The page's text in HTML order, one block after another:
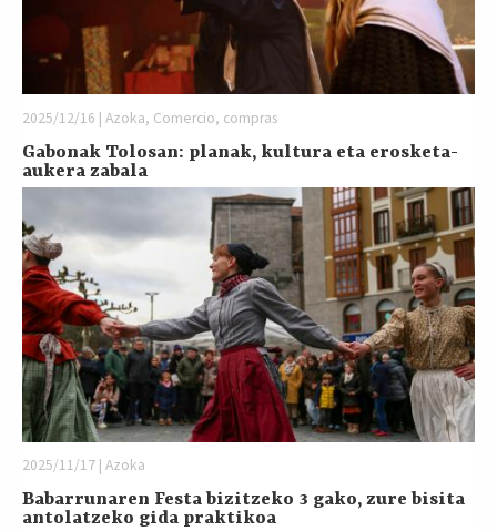
2025/12/16 | Azoka, Comercio, compras
Gabonak Tolosan: planak, kultura eta erosketa-
aukera zabala
2025/11/17 | Azoka
Babarrunaren Festa bizitzeko 3 gako, zure bisita
antolatzeko gida praktikoa